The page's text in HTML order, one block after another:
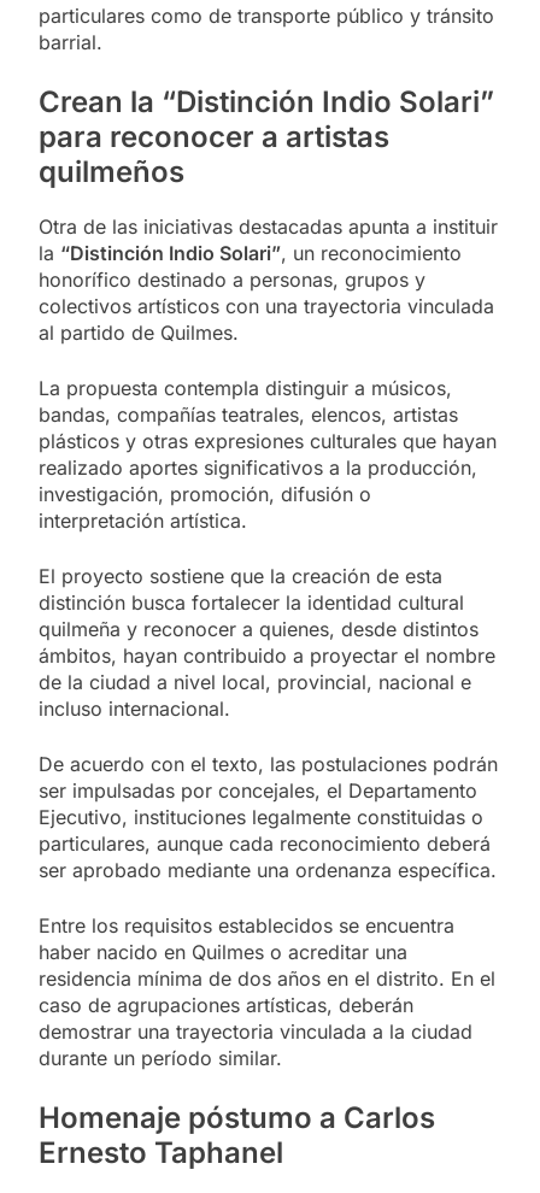
particulares como de transporte público y tránsito
barrial.
Crean la “Distinción Indio Solari”
para reconocer a artistas
quilmeños
Otra de las iniciativas destacadas apunta a instituir
la “Distinción Indio Solari”, un reconocimiento
honorífico destinado a personas, grupos y
colectivos artísticos con una trayectoria vinculada
al partido de Quilmes.
La propuesta contempla distinguir a músicos,
bandas, compañías teatrales, elencos, artistas
plásticos y otras expresiones culturales que hayan
realizado aportes significativos a la producción,
investigación, promoción, difusión o
interpretación artística.
El proyecto sostiene que la creación de esta
distinción busca fortalecer la identidad cultural
quilmeña y reconocer a quienes, desde distintos
ámbitos, hayan contribuido a proyectar el nombre
de la ciudad a nivel local, provincial, nacional e
incluso internacional.
De acuerdo con el texto, las postulaciones podrán
ser impulsadas por concejales, el Departamento
Ejecutivo, instituciones legalmente constituidas o
particulares, aunque cada reconocimiento deberá
ser aprobado mediante una ordenanza específica.
Entre los requisitos establecidos se encuentra
haber nacido en Quilmes o acreditar una
residencia mínima de dos años en el distrito. En el
caso de agrupaciones artísticas, deberán
demostrar una trayectoria vinculada a la ciudad
durante un período similar.
Homenaje póstumo a Carlos
Ernesto Taphanel